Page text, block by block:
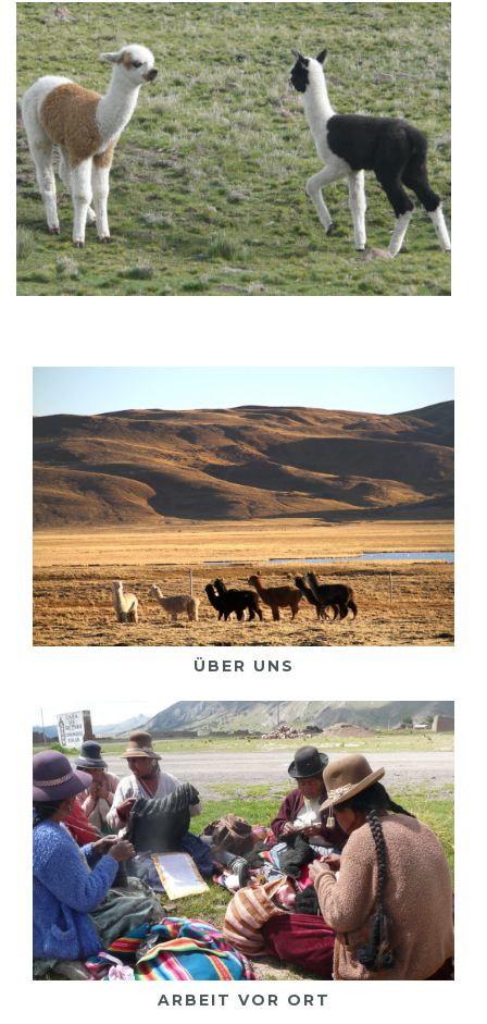
Über uns
Mehr darüber
ÜBER UNS
Arbeit vor Ort
Mehr darüber
ARBEIT VOR ORT